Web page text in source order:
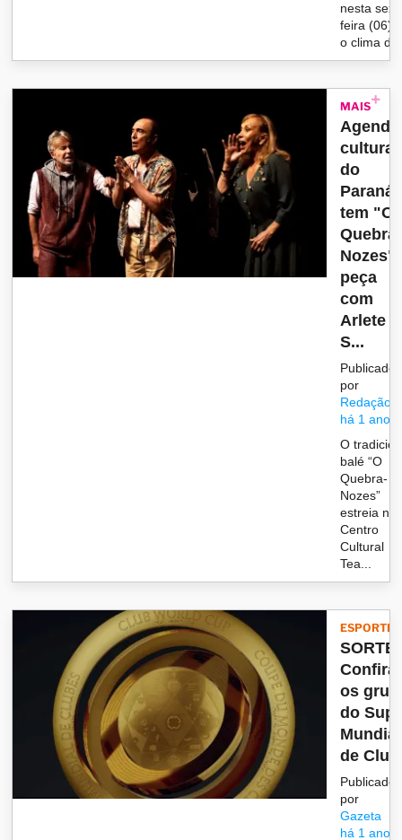
nesta
feira (06),
o clima d...
MAIS
Agenda
cultural
do
Paraná
tem "O
Quebra-
Nozes",
peça
com
Arlete
S...
Publicado
por
Redação
há 1 ano
O
balé “O
Quebra-
Nozes”
estreia no
Centro
Cultural
Tea...
ESPORTES
Confira
os
do
Mundial
de
Publicado
por
Gazeta
há 1 ano